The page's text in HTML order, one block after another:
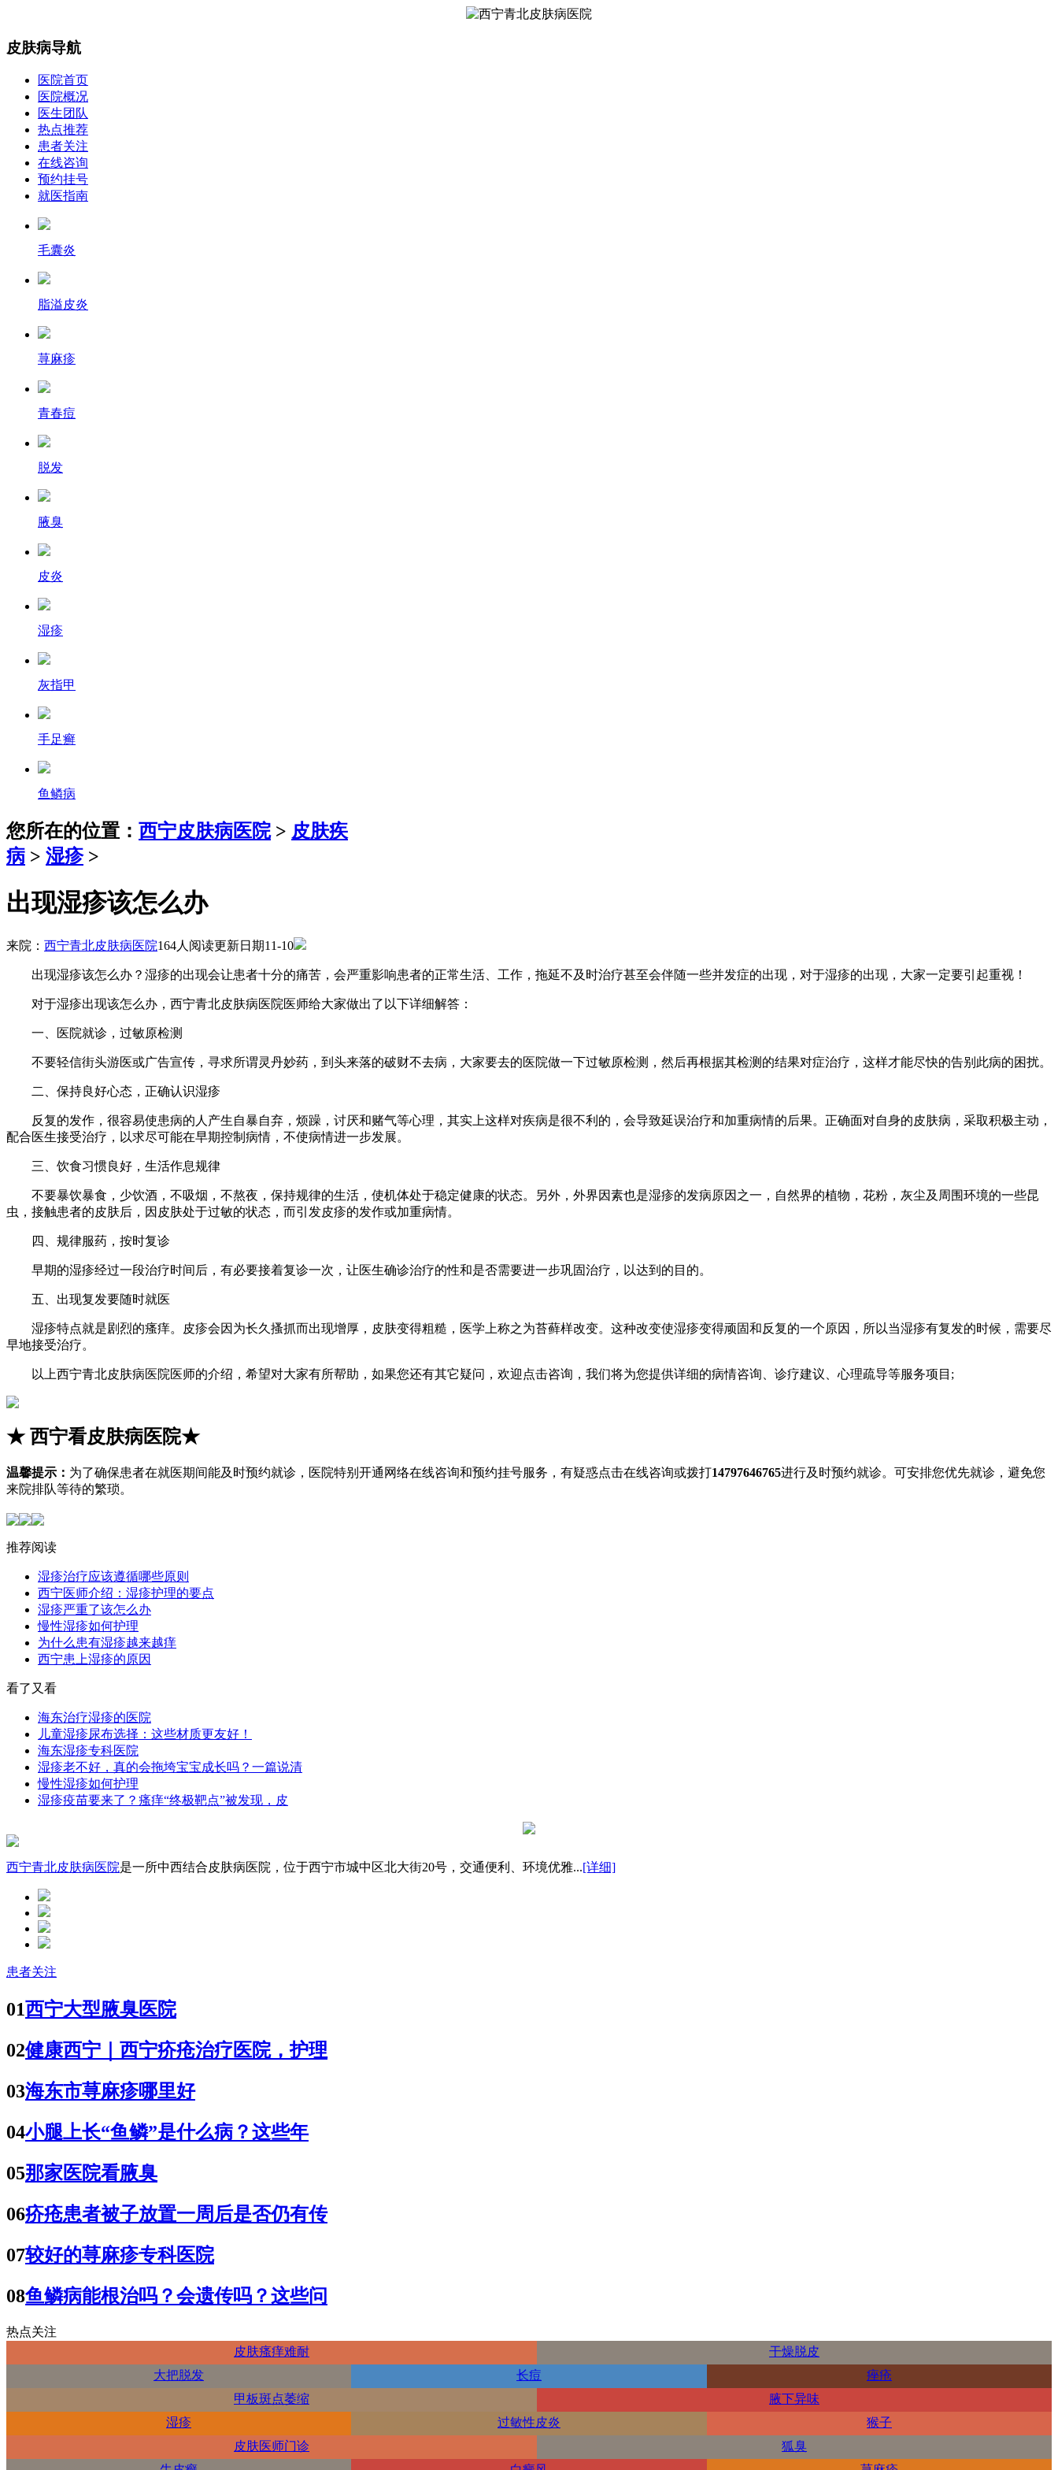
皮肤病导航
医院首页
医院概况
医生团队
热点推荐
患者关注
在线咨询
预约挂号
就医指南
毛囊炎
脂溢皮炎
荨麻疹
青春痘
脱发
腋臭
皮炎
湿疹
灰指甲
手足癣
鱼鳞病
您所在的位置： 西宁皮肤病医院> 皮肤疾
病 > 湿疹>
出现湿疹该怎么办
来院： 西宁青北皮肤病医院164人阅读更新日期11-10
出现湿疹该怎么办？湿疹的出现会让患者十分的痛苦，会严重影响患者的正常生活、工作，拖延不及时治疗甚至会伴随一些并发症的出现，对于湿疹的出现，大家一定要引起重视！
对于湿疹出现该怎么办，西宁青北皮肤病医院医师给大家做出了以下详细解答：
一、医院就诊，过敏原检测
不要轻信街头游医或广告宣传，寻求所谓灵丹妙药，到头来落的破财不去病，大家要去的医院做一下过敏原检测，然后再根据其检测的结果对症治疗，这样才能尽快的告别此病的困扰。
二、保持良好心态，正确认识湿疹
反复的发作，很容易使患病的人产生自暴自弃，烦躁，讨厌和赌气等心理，其实上这样对疾病是很不利的，会导致延误治疗和加重病情的后果。正确面对自身的皮肤病，采取积极主动，
配合医生接受治疗，以求尽可能在早期控制病情，不使病情进一步发展。
三、饮食习惯良好，生活作息规律
不要暴饮暴食，少饮酒，不吸烟，不熬夜，保持规律的生活，使机体处于稳定健康的状态。另外，外界因素也是湿疹的发病原因之一，自然界的植物，花粉，灰尘及周围环境的一些昆
虫，接触患者的皮肤后，因皮肤处于过敏的状态，而引发皮疹的发作或加重病情。
四、规律服药，按时复诊
早期的湿疹经过一段治疗时间后，有必要接着复诊一次，让医生确诊治疗的性和是否需要进一步巩固治疗，以达到的目的。
五、出现复发要随时就医
湿疹特点就是剧烈的瘙痒。皮疹会因为长久搔抓而出现增厚，皮肤变得粗糙，医学上称之为苔藓样改变。这种改变使湿疹变得顽固和反复的一个原因，所以当湿疹有复发的时候，需要尽
早地接受治疗。
以上西宁青北皮肤病医院医师的介绍，希望对大家有所帮助，如果您还有其它疑问，欢迎点击咨询，我们将为您提供详细的病情咨询、诊疗建议、心理疏导等服务项目;
★西宁看皮肤病医院★
温馨提示： 为了确保患者在就医期间能及时预约就诊，医院特别开通网络在线咨询和预约挂号服务，有疑惑点击在线咨询或拨打14797646765进行及时预约就诊。可安排您优先就诊，避免您
来院排队等待的繁琐。
推荐阅读
湿疹治疗应该遵循哪些原则
西宁医师介绍：湿疹护理的要点
湿疹严重了该怎么办
慢性湿疹如何护理
为什么患有湿疹越来越痒
西宁患上湿疹的原因
看了又看
海东治疗湿疹的医院
儿童湿疹尿布选择：这些材质更友好！
海东湿疹专科医院
湿疹老不好，真的会拖垮宝宝成长吗？一篇说清
慢性湿疹如何护理
湿疹疫苗要来了？瘙痒“终极靶点”被发现，皮
西宁青北皮肤病医院是一所中西结合皮肤病医院，位于西宁市城中区北大街20号，交通便利、环境优雅...[详细]
患者关注
01西宁大型腋臭医院
02健康西宁｜西宁疥疮治疗医院，护理
03海东市荨麻疹哪里好
04小腿上长“鱼鳞”是什么病？这些年
05那家医院看腋臭
06疥疮患者被子放置一周后是否仍有传
07较好的荨麻疹专科医院
08鱼鳞病能根治吗？会遗传吗？这些问
热点关注
皮肤瘙痒难耐
干燥脱皮
大把脱发
长痘
痤疮
甲板斑点萎缩
腋下异味
湿疹
过敏性皮炎
猴子
皮肤医师门诊
狐臭